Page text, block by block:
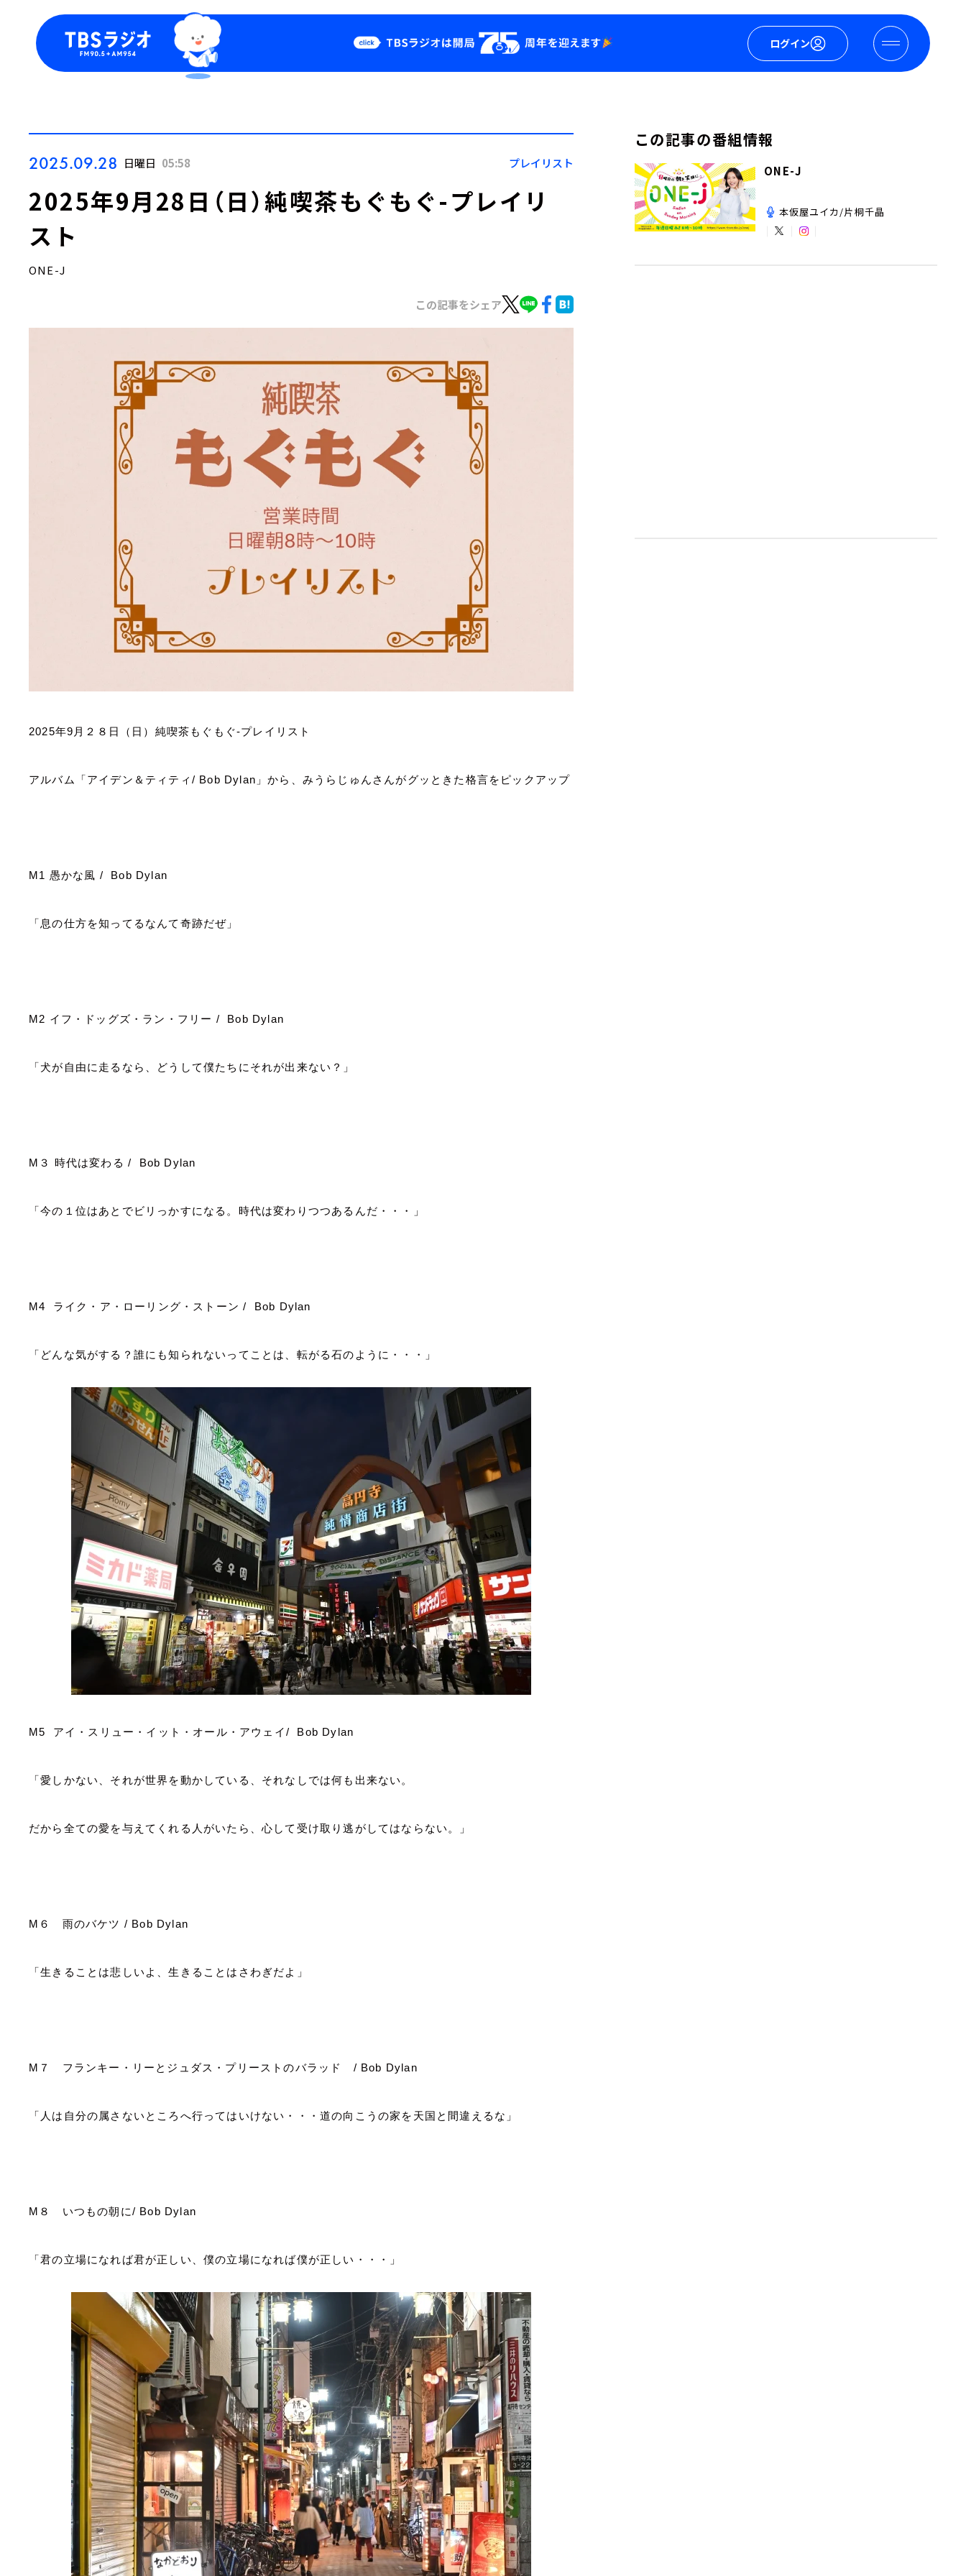
ログイン
Podcast
YouTube
会社情報
2025.09.28 日曜日 05:58 プレイリスト
2025年9月28日（日）純喫茶もぐもぐ-プレイリ
スト
ONE-J
この記事をシェア
2025年9 月２８日（日）純喫茶もぐもぐ-プレイリスト
アルバム「アイデン＆ティティ / Bob Dylan 」から、みうらじゅんさんがグッときた格言をピックアップ
M1 愚かな風 / Bob Dylan
「息の仕方を知ってるなんて奇跡だぜ」
M2 イフ・ドッグズ・ラン・フリー / Bob Dylan
「犬が自由に走るなら、どうして僕たちにそれが出来ない？」
M ３ 時代は変わる/ Bob Dylan
「今の１位はあとでビリっかすになる。時代は変わりつつあるんだ・・・」
M4 ライク・ア・ローリング・ストーン/ Bob Dylan
「どんな気がする？誰にも知られないってことは、転がる石のように・・・」
M5 アイ・スリュー・イット・オール・アウェイ/ Bob Dylan
「愛しかない、それが世界を動かしている、それなしでは何も出来ない。
だから全ての愛を与えてくれる人がいたら、心して受け取り逃がしてはならない。」
M ６ 雨のバケツ / Bob Dylan
「生きることは悲しいよ、生きることはさわぎだよ」
M ７ フランキー・リーとジュダス・プリーストのバラッド / Bob Dylan
「人は自分の属さないところへ行ってはいけない・・・道の向こうの家を天国と間違えるな」
M ８ いつもの朝に/ Bob Dylan
「君の立場になれば君が正しい、僕の立場になれば僕が正しい・・・」
この記事の番組情報
ONE-J
本仮屋ユイカ/片桐千晶